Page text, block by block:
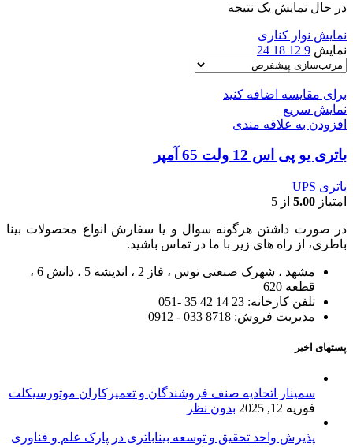
در حال نمایش یک نتیجه
نمایش نوار کناری
نمایش 9
12
18
24
برای مقایسه اضافه کنید
نمایش سریع
افزودن به علاقه مندی
باتری یو پی اس 12 ولت 65 آمپر
باتری UPS
امتیاز 5.00 از 5
در صورت داشتن هرگونه سوال و یا سفارش انواع محصولات بینا
باطری، از راه های زیر با ما در تماس باشید.
مشهد ، شهرک صنعتی توس ، فاز 2 ، اندیشه 5 ، دانش 6 ،
قطعه 620
تلفن کارخانه: 23 14 42 35 -051
مدیریت فروش: 8718 033 - 0912
پستهای اخیر
سمینار اتحادیه صنف فروشندگان و تعمیرکاران موتورسیکلت
فوریه 12, 2025
بدون نظر
پذیرش واحد تحقیق و توسعه بیناباتری در پارک علم و فناوری